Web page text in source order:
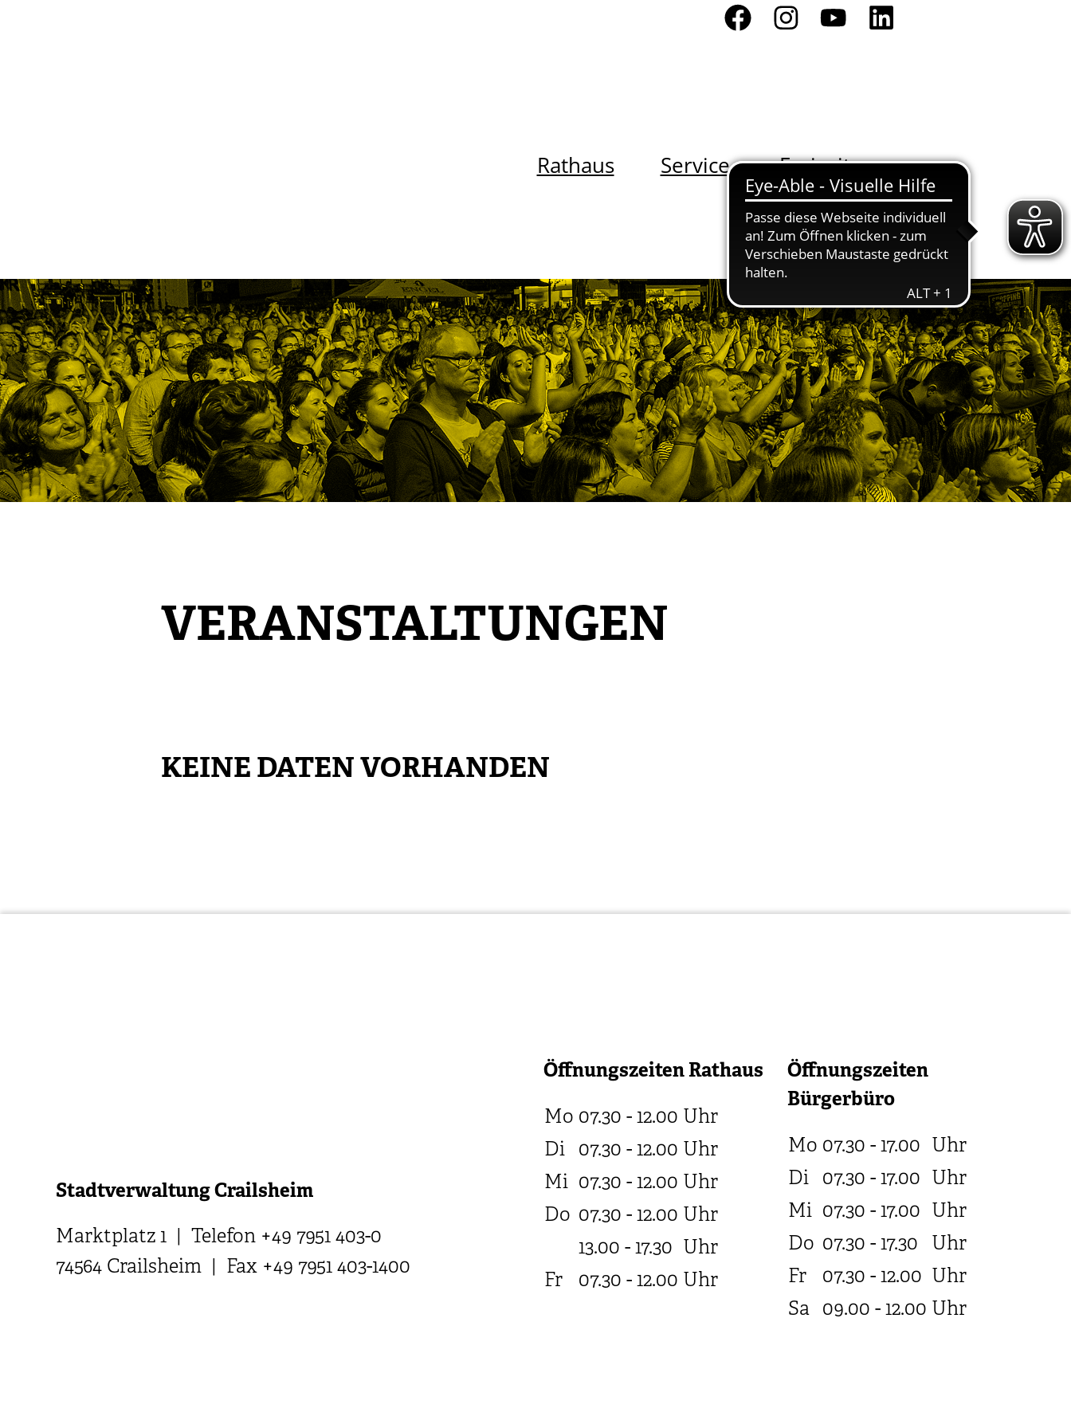
Rathaus Service Freizeit
VERANSTALTUNGEN
KEINE DATEN VORHANDEN
Stadtverwaltung Crailsheim
Marktplatz 1 | Telefon +49 7951 403-0
74564 Crailsheim | Fax +49 7951 403-1400
Öffnungszeiten Rathaus
Mo 07.30 - 12.00 Uhr
Di 07.30 - 12.00 Uhr
Mi 07.30 - 12.00 Uhr
Do 07.30 - 12.00 Uhr
13.00 - 17.30 Uhr
Fr
07.30 - 12.00 Uhr
Öffnungszeiten
Bürgerbüro
Mo 07.30 - 17.00 Uhr
Di 07.30 - 17.00 Uhr
Mi 07.30 - 17.00 Uhr
Do 07.30 - 17.30
Uhr
Fr
07.30 - 12.00 Uhr
Sa 09.00 - 12.00 Uhr